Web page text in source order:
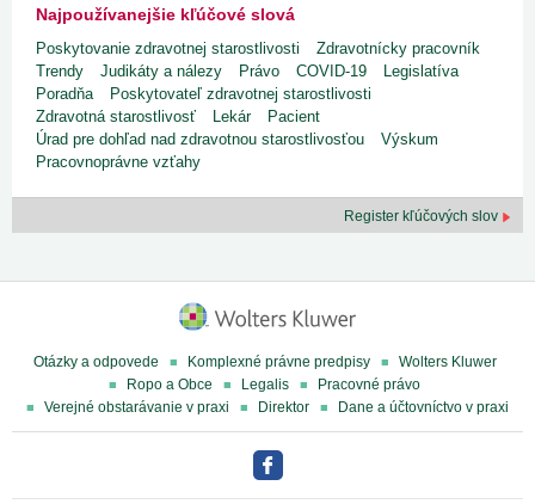
Najpoužívanejšie kľúčové slová
Poskytovanie zdravotnej starostlivosti
Zdravotnícky pracovník
Trendy
Judikáty a nálezy Právo COVID-19
Legislatíva
Poradňa
Poskytovateľ zdravotnej starostlivosti
Zdravotná starostlivosť
Lekár
Pacient
Úrad pre dohľad nad zdravotnou starostlivosťou
Výskum
Pracovnoprávne vzťahy
Register kľúčových slov
Otázky a odpovede Komplexné právne predpisy
Wolters Kluwer
Ropo a Obce
Legalis
Pracovné právo
Verejné obstarávanie v praxi
Direktor Dane a účtovníctvo v praxi